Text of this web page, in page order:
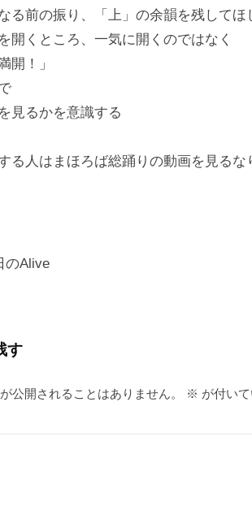
る前の振り、「上」の余韻を残してほ
開くところ、一気に開くのではなく
開！」
見るかを意識する
る人はまほろば総踊りの動画を見るな
のAlive
す
公開されることはありません。 ※ が付い